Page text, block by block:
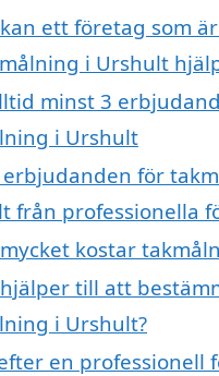
ett företag som
i Urshult
minst 3
i Urshult
erbjudanden för
från professionella
kostar
till att
i Urshult?
en professionell